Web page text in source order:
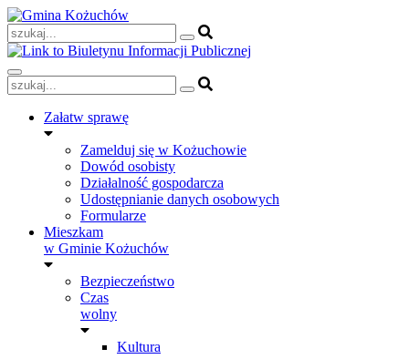
Skip
to
content
Załatw sprawę
Zamelduj się w Kożuchowie
Dowód osobisty
Działalność gospodarcza
Udostępnianie danych osobowych
Formularze
Mieszkam
w Gminie Kożuchów
Bezpieczeństwo
Czas
wolny
Kultura